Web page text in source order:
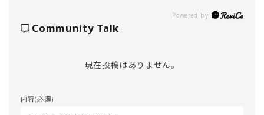
Powered by
Community Talk
現在投稿はありません。
内容(必須)